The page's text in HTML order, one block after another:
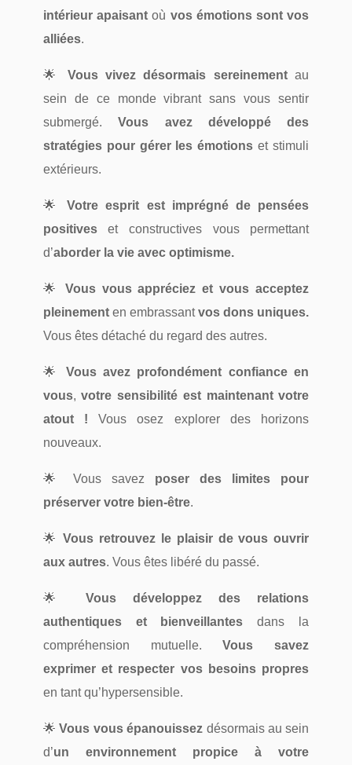
intérieur apaisant où vos émotions sont vos
alliées.
🌟 Vous vivez désormais sereinementau
sein de ce monde vibrant sans vous sentir
submergé.Vous avez développé des
stratégies pour gérer les émotions et stimuli
extérieurs.
🌟Votre esprit est imprégné de pensées
positiveset constructives vous permettant
d’aborder la vie avec optimisme.
🌟 Vous vous appréciez et vous acceptez
pleinementen embrassantvos dons uniques.
Vous êtes détaché du regard des autres.
🌟 Vous avez profondément confiance en
vous,votre sensibilité est maintenant votre
atout ! Vous osez explorer des horizons
nouveaux.
🌟 Vous savez poser des limites pour
préserver votre bien-être.
🌟Vous retrouvez le plaisir de vous ouvrir
aux autres. Vous êtes libéré du passé.
🌟 Vous développez des relations
authentiques et bienveillantes dans la
compréhension mutuelle.Vous savez
exprimer et respecter vos besoins propres
en tant qu’hypersensible.
🌟Vous vous épanouissez désormais au sein
d’un environnement propice à votre